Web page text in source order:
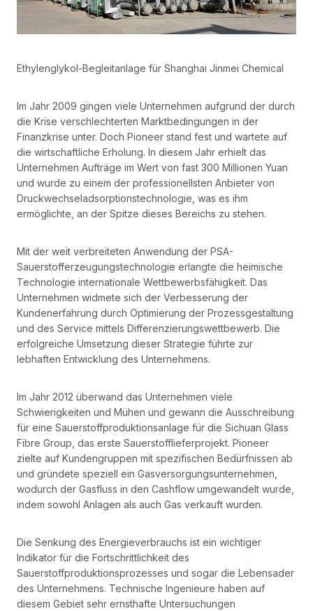
Ethylenglykol-Begleitanlage für Shanghai Jinmei Chemical
Im Jahr 2009 gingen viele Unternehmen aufgrund der durch
die Krise verschlechterten Marktbedingungen in der
Finanzkrise unter. Doch Pioneer stand fest und wartete auf
die wirtschaftliche Erholung. In diesem Jahr erhielt das
Unternehmen Aufträge im Wert von fast 300 Millionen Yuan
und wurde zu einem der professionellsten Anbieter von
Druckwechseladsorptionstechnologie, was es ihm
ermöglichte, an der Spitze dieses Bereichs zu stehen.
Mit der weit verbreiteten Anwendung der PSA-
Sauerstofferzeugungstechnologie erlangte die heimische
Technologie internationale Wettbewerbsfähigkeit. Das
Unternehmen widmete sich der Verbesserung der
Kundenerfahrung durch Optimierung der Prozessgestaltung
und des Service mittels Differenzierungswettbewerb. Die
erfolgreiche Umsetzung dieser Strategie führte zur
lebhaften Entwicklung des Unternehmens.
Im Jahr 2012 überwand das Unternehmen viele
Schwierigkeiten und Mühen und gewann die Ausschreibung
für eine Sauerstoffproduktionsanlage für die Sichuan Glass
Fibre Group, das erste Sauerstofflieferprojekt. Pioneer
zielte auf Kundengruppen mit spezifischen Bedürfnissen ab
und gründete speziell ein Gasversorgungsunternehmen,
wodurch der Gasfluss in den Cashflow umgewandelt wurde,
indem sowohl Anlagen als auch Gas verkauft wurden.
Die Senkung des Energieverbrauchs ist ein wichtiger
Indikator für die Fortschrittlichkeit des
Sauerstoffproduktionsprozesses und sogar die Lebensader
des Unternehmens. Technische Ingenieure haben auf
diesem Gebiet sehr ernsthafte Untersuchungen